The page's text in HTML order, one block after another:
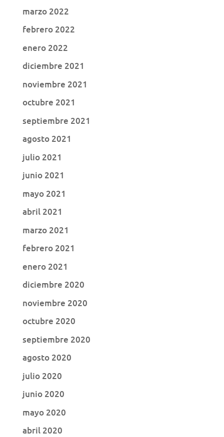
marzo 2022
febrero 2022
enero 2022
diciembre 2021
noviembre 2021
octubre 2021
septiembre 2021
agosto 2021
julio 2021
junio 2021
mayo 2021
abril 2021
marzo 2021
febrero 2021
enero 2021
diciembre 2020
noviembre 2020
octubre 2020
septiembre 2020
agosto 2020
julio 2020
junio 2020
mayo 2020
abril 2020